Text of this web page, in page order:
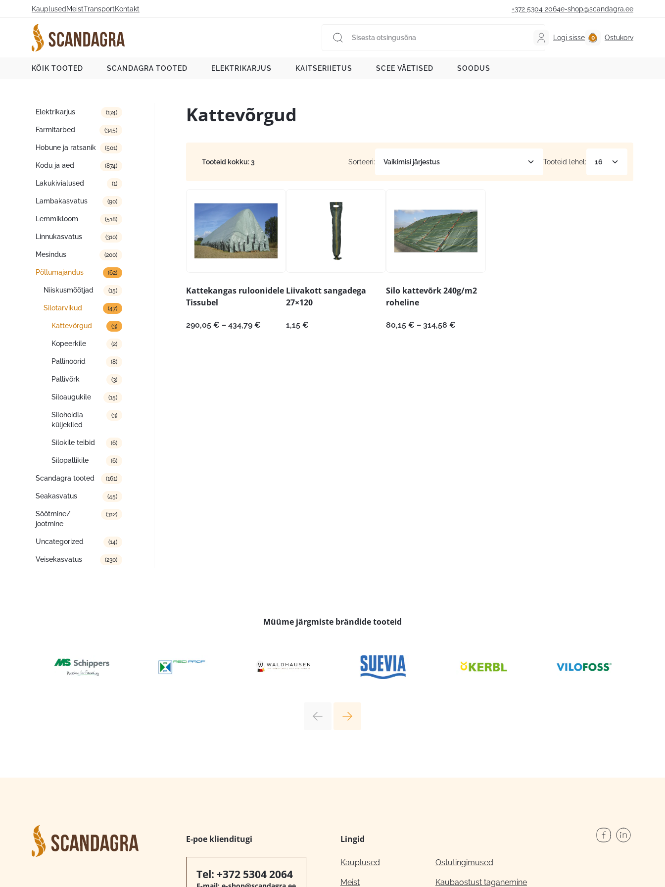
Kauplused MeistTransportKontakt +372 5304 2064e-shop@scandagra.ee
Logi sisse Ostukorv
KÕIK TOOTED SCANDAGRA TOOTED ELEKTRIKARJUS KAITSERIIETUS SCEE VÄETISED SOODUS
Tootekategooriad
Elektrikarjus (174)
Farmitarbed (345)
Hobune ja ratsanik (501)
Kodu ja aed (874)
Lakukivialused (1)
Lambakasvatus (90)
Lemmikloom (518)
Linnukasvatus (310)
Mesindus (200)
Põllumajandus (62)
Niiskusmõõtjad (15)
Silotarvikud (47)
Kattevõrgud (3)
Kopeerkile (2)
Pallinöörid (8)
Pallivõrk (3)
Siloaugukile (15)
Silohoidla
küljekiled
(3)
Silokile teibid (6)
Silopallikile (6)
Scandagra tooted (161)
Seakasvatus (45)
Söötmine/
jootmine
(312)
Uncategorized (14)
Veisekasvatus (230)
Kattevõrgud
Tooteid kokku: 3 Sorteeri: Tooteid lehel:
Kattekangas ruloonidele
Tissubel
290,05 € – 434,79 € Hinnavahemik:
Liivakott sangadega
27×120
1,15 €
Silo kattevõrk 240g/m2
roheline
80,15 € – 314,58 €
Müüme järgmiste brändide tooteid
E-poe klienditugi
Tel: +372 5304 2064
Lingid
Kauplused
Meist
Ostutingimused
Kaubaostust taganemine